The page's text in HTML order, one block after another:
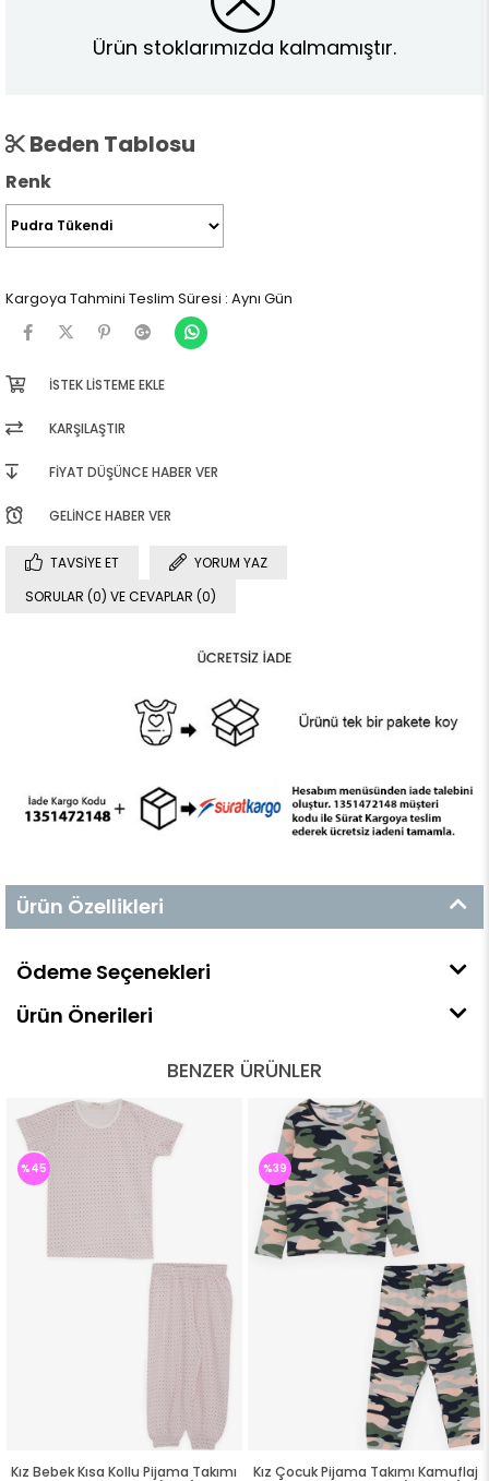
Ürün stoklarımızda kalmamıştır.
Beden Tablosu
Renk
Kargoya Tahmini Teslim Süresi : Aynı Gün
İSTEK LISTEME EKLE
KARŞILAŞTIR
FIYAT DÜŞÜNCE HABER VER
GELINCE HABER VER
TAVSIYE ET
YORUM YAZ
SORULAR (0) VE CEVAPLAR (0)
Ürün Özellikleri
Ödeme Seçenekleri
Ürün Önerileri
BENZER ÜRÜNLER
Kız Bebek Kısa Kollu Pijama Takımı
%45
Kız Çocuk Pijama Takımı Kamuflaj
%39